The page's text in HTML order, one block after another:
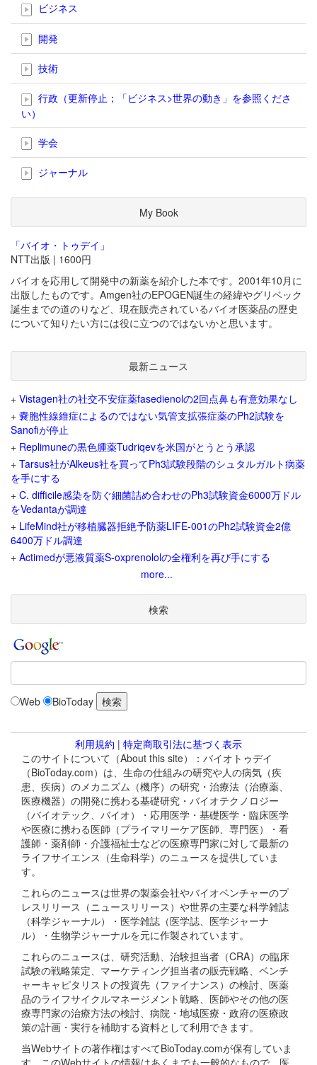
ビジネス
開発
技術
行政（更新停止；「ビジネス>世界の動き」を参照くださ
い）
学会
ジャーナル
My Book
「バイオ・トゥデイ」
NTT出版 | 1600円
バイオを応用して開発中の新薬を紹介した本です。2001年10月に
出版したものです。Amgen社のEPOGEN誕生の経緯やグリベック
誕生までの道のりなど、現在販売されているバイオ医薬品の歴史
について知りたい方には役に立つのではないかと思います。
最新ニュース
+ Vistagen社の社交不安症薬fasedienolの2回点鼻も有意効果なし
+ 嚢胞性線維症によるのではない気管支拡張症薬のPh2試験を
Sanofiが停止
+ Replimuneの黒色腫薬Tudriqevを米国がとうとう承認
+ Tarsus社がAlkeus社を買ってPh3試験段階のシュタルガルト病薬
を手にする
+ C. difficile感染を防ぐ細菌詰め合わせのPh3試験資金6000万ドル
をVedantaが調達
+ LifeMind社が移植臓器拒絶予防薬LIFE-001のPh2試験資金2億
6400万ドル調達
+ Actimedが悪液質薬S-oxprenololの全権利を再び手にする
more...
検索
Web BioToday
利用規約 | 特定商取引法に基づく表示
このサイトについて（About this site）：バイオトゥデイ
（BioToday.com）は、生命の仕組みの研究や人の病気（疾
患、疾病）のメカニズム（機序）の研究・治療法（治療薬、
医療機器）の開発に携わる基礎研究・バイオテクノロジー
（バイオテック、バイオ）・応用医学・基礎医学・臨床医学
や医療に携わる医師（プライマリーケア医師、専門医）・看
護師・薬剤師・介護福祉士などの医療専門家に対して最新の
ライフサイエンス（生命科学）のニュースを提供していま
す。
これらのニュースは世界の製薬会社やバイオベンチャーのプ
レスリリース（ニュースリリース）や世界の主要な科学雑誌
（科学ジャーナル）・医学雑誌（医学誌、医学ジャーナ
ル）・生物学ジャーナルを元に作製されています。
これらのニュースは、研究活動、治験担当者（CRA）の臨床
試験の戦略策定、マーケティング担当者の販売戦略、ベンチ
ャーキャピタリストの投資先（ファイナンス）の検討、医薬
品のライフサイクルマネージメント戦略、医師やその他の医
療専門家の治療方法の検討、病院・地域医療・政府の医療政
策の計画・実行を補助する資料として利用できます。
当Webサイトの著作権はすべてBioToday.comが保有していま